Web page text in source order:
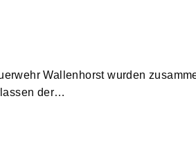
Wallenhorst wurden
der…